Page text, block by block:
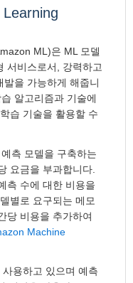
ML)은 ML 모델
서비스로서, 강력하고
을 가능하게 해줍니
알고리즘과 기술에
습 기술을 활용할 수
측 모델을 구축하는
요금을 부과합니다.
측 수에 대한 비용을
별로 요구되는 메모
당 비용을 추가하여
Machine
용하고 있으며 예측